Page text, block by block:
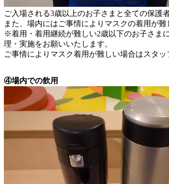
ご入場される3歳以上のお子さまと全ての保護
また、場内にはご事情によりマスクの着用が
※着用・着用継続が難しい2歳以下のお子さま
理・実施をお願いいたします。
ご事情によりマスク着用が難しい場合はスタッ
④場内での飲用